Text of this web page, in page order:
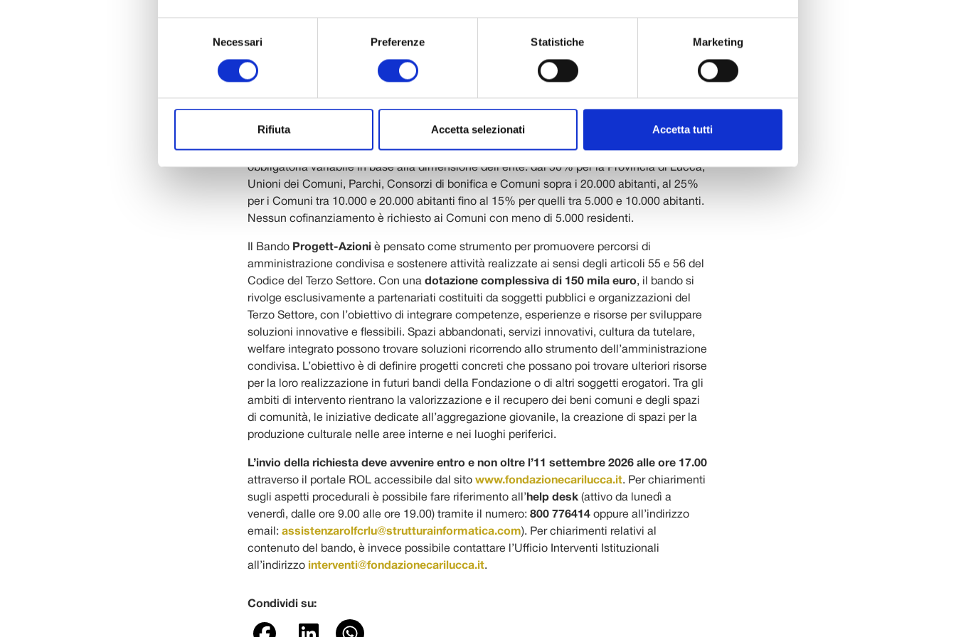
Necessari Preferenze Statistiche Marketing
Rifiuta Accetta selezionati Accetta tutti
progettazione potrà quindi essere finalizzata alla riqualificazione e alla valorizzazione di
immobili e spazi pubblici, al recupero di luoghi di particolare interesse storico, artistico e
culturale, e ovviamente alla tutela e cura del patrimonio naturalistico con particolare
attenzione a quei progetti che potranno restituire funzione, identità e centralità a luoghi
comunità. Per garantire la possibilità di partecipazione sia agli enti più grandi e strutturati,
sia alle municipalità più piccole – il bando prevede una quota di cofinanziamento
obbligatoria variabile in base alla dimensione dell’ente: dal 50% per la Provincia di Lucca,
Unioni dei Comuni, Parchi, Consorzi di bonifica e Comuni sopra i 20.000 abitanti, al 25%
per i Comuni tra 10.000 e 20.000 abitanti fino al 15% per quelli tra 5.000 e 10.000 abitanti.
Nessun cofinanziamento è richiesto ai Comuni con meno di 5.000 residenti.
Il Bando Progett-Azioni è pensato come strumento per promuovere percorsi di
amministrazione condivisa e sostenere attività realizzate ai sensi degli articoli 55 e 56 del
Codice del Terzo Settore. Con una dotazione complessiva di 150 mila euro, il bando si
rivolge esclusivamente a partenariati costituiti da soggetti pubblici e organizzazioni del
Terzo Settore, con l’obiettivo di integrare competenze, esperienze e risorse per sviluppare
soluzioni innovative e flessibili. Spazi abbandonati, servizi innovativi, cultura da tutelare,
welfare integrato possono trovare soluzioni ricorrendo allo strumento dell’amministrazione
condivisa. L’obiettivo è di definire progetti concreti che possano poi trovare ulteriori risorse
per la loro realizzazione in futuri bandi della Fondazione o di altri soggetti erogatori. Tra gli
ambiti di intervento rientrano la valorizzazione e il recupero dei beni comuni e degli spazi
di comunità, le iniziative dedicate all’aggregazione giovanile, la creazione di spazi per la
produzione culturale nelle aree interne e nei luoghi periferici.
L’invio della richiesta deve avvenire entro e non oltre l’11 settembre 2026 alle ore 17.00
attraverso il portale ROL accessibile dal sito www.fondazionecarilucca.it. Per chiarimenti
sugli aspetti procedurali è possibile fare riferimento all’ help desk (attivo da lunedì a
venerdì, dalle ore 9.00 alle ore 19.00) tramite il numero: 800 776414 oppure all’indirizzo
email: assistenzarolfcrlu@strutturainformatica.com). Per chiarimenti relativi al
contenuto del bando, è invece possibile contattare l’Ufficio Interventi Istituzionali
all’indirizzo interventi@fondazionecarilucca.it.
Condividi su: